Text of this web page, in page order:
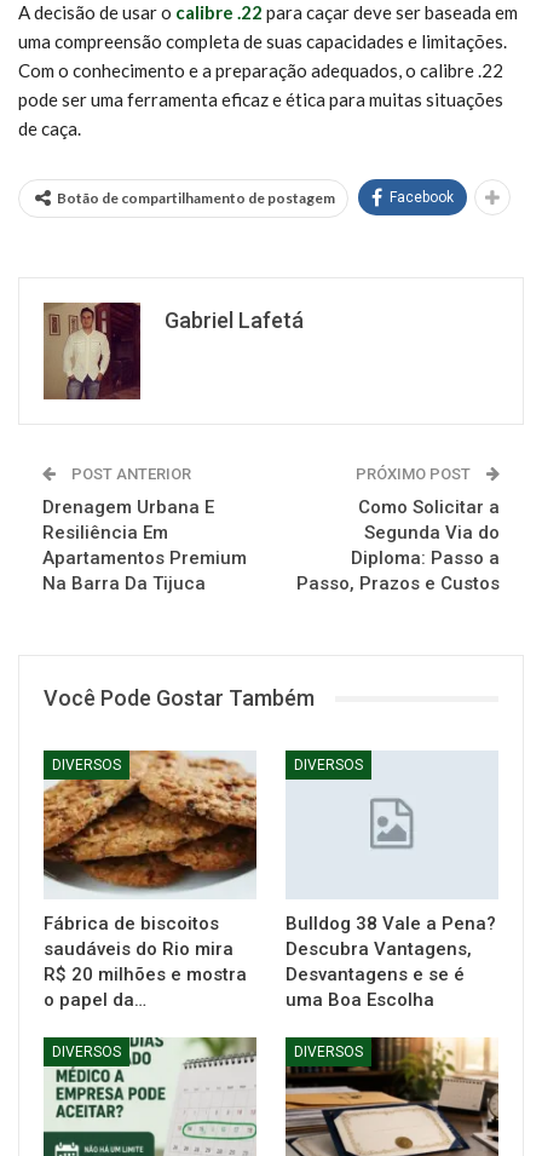
A decisão de usar o calibre .22 para caçar deve ser baseada em
uma compreensão completa de suas capacidades e limitações.
Com o conhecimento e a preparação adequados, o calibre .22
pode ser uma ferramenta eficaz e ética para muitas situações
de caça.
Botão de compartilhamento de postagem Facebook
Gabriel Lafetá
POST ANTERIOR
Drenagem Urbana E
Resiliência Em
Apartamentos Premium
Na Barra Da Tijuca
PRÓXIMO POST
Como Solicitar a
Segunda Via do
Diploma: Passo a
Passo, Prazos e Custos
Você Pode Gostar Também
DIVERSOS
Fábrica de biscoitos
saudáveis do Rio mira
R$ 20 milhões e mostra
o papel da…
DIVERSOS
Bulldog 38 Vale a Pena?
Descubra Vantagens,
Desvantagens e se é
uma Boa Escolha
DIVERSOS DIVERSOS